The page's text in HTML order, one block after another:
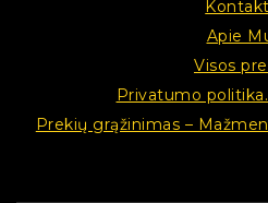
Apie
Visos
Privatumo
Prekių grąžinimas –